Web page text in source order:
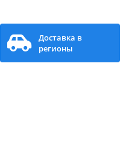
Доставка в
регионы